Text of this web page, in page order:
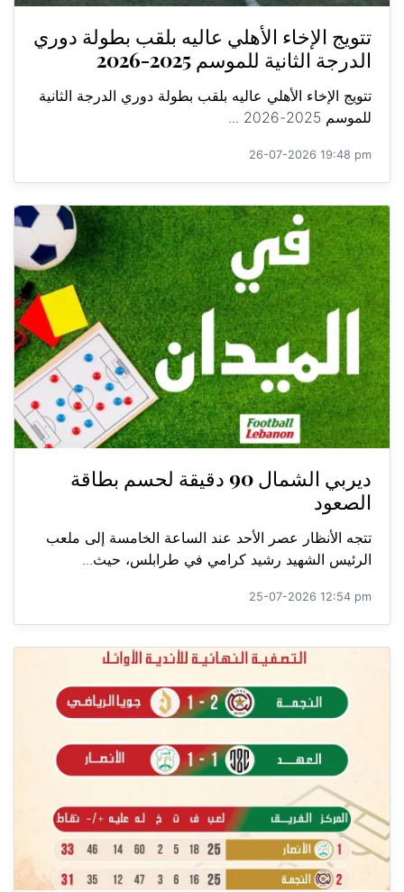
تتويج الإخاء الأهلي عاليه بلقب بطولة دوري
الدرجة الثانية للموسم 2025-2026
تتويج الإخاء الأهلي عاليه بلقب بطولة دوري الدرجة الثانية
للموسم 2025-2026 ...
26-07-2026 19:48 pm
ديربي الشمال 90 دقيقة لحسم بطاقة
الصعود
تتجه الأنظار عصر الأحد عند الساعة الخامسة إلى ملعب
الرئيس الشهيد رشيد كرامي في طرابلس، حيث...
25-07-2026 12:54 pm